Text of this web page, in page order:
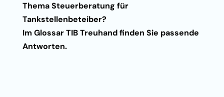
Thema Steuerberatung für
Tankstellenbeteiber?
Im Glossar TIB Treuhandfinden Sie passende
Antworten.